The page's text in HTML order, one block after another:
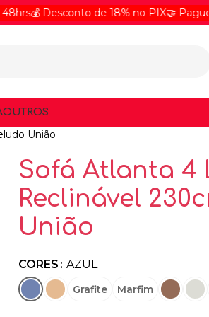
Desconto de 18% no PIX🤝 Pague
OUTROS
União
Sofá Atlanta 4
Reclinável
União
CORES AZUL
Grafite Marfim